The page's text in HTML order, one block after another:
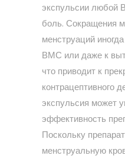
экспульсии любой
боль. Сокращения
менструаций
ВМС или даже к
что приводит к
контрацептивного
экспульсия может
эффективность
Поскольку
менструальную